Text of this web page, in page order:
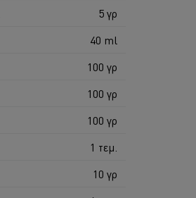
5 γρ
40 ml
100 γρ
100 γρ
100 γρ
1 τεμ.
10 γρ